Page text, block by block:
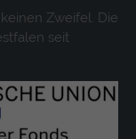
Zweifel. Die
seit